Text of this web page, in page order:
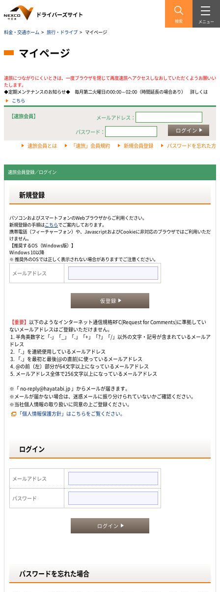
検索 メニュー
料金・交通ホーム > 旅行・ドライブ > マイページ
マイページ
速旅につながりにくいときは、一度ブラウザを閉じて再度速旅へアクセスしなおしていただくようお願いい
たします。
◆定期メンテナンスのお知らせ◆ 毎月第二火曜日の00:00～02:00（時間延長の場合あり） 詳しくは
こちら
【速旅会員】
メールアドレス：
パスワード：
ログイン
速旅会員とは 「速旅」会員規約 新規会員登録 パスワードを忘れた方
速旅会員登録／ログイン
新規登録
パソコンおよびスマートフォンのWebプラウザからご利用ください。
新規登録の手順はこちらでご案内しております。
携帯電話（フィーチャーフォン）や、JavascriptおよびCookieに非対応のブラウザではご利用いただ
けません。
【推奨するOS（Windows版）】
Windows 10以降
※ 推奨外のOSでは正しく表示されない場合がありますでご注意ください。
メールアドレス
仮登録
【重要】 以下のようなインターネット通信規格RFC(Request for Comments)に準拠してい
ないメールアドレスはご登録いただけません。
1. 半角英数字と「-」「_」「.」「+」「?」「/」以外の文字・記号が含まれているメールア
ドレス
2. 「.」を連続使用しているメールアドレス
3. 「.」を最初と最後(@の直前)に使っているメールアドレス
4. @の前（左）部分が64文字以上になっているメールアドレス
5. メールアドレス全体で256文字以上になっているメールアドレス
※「 no-reply@hayatabi.jp 」からメールが届きます。
※メールが届かない場合は、迷惑メールに振り分けられていないかご確認ください。
※当社個人情報の取り扱いに同意の上ご登録ください。
「個人情報保護方針」はこちらをご覧ください。
ログイン
メールアドレス
パスワード
ログイン
パスワードを忘れた場合